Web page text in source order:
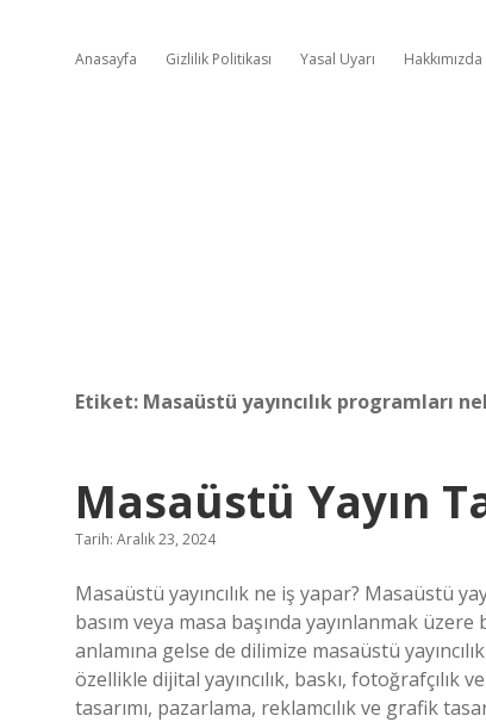
Anasayfa Gizlilik Politikası Yasal Uyarı Hakkımızda
Etiket: Masaüstü yayıncılık programları
Masaüstü Yayın
Tarih: Aralık 23, 2024
Masaüstü yayıncılık ne iş yapar? Masaüstü
basım veya masa başında yayınlanmak
anlamına gelse de dilimize masaüstü
özellikle dijital yayıncılık, baskı, fotoğrafçılık
tasarımı, pazarlama, reklamcılık ve grafik